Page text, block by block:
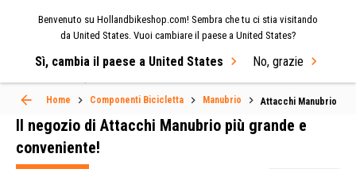
Benvenuto su Hollandbikeshop.com! Sembra che tu ci stia visitando
da United States. Vuoi cambiare il paese a United States?
Sì, cambia il paese a United States No, grazie
Home Componenti Bicicletta Manubrio Attacchi Manubrio
Il negozio di Attacchi Manubrio più grande e
conveniente!